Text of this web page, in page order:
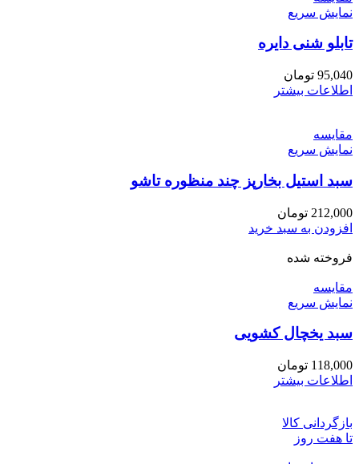
نمایش سریع
تابلو شنی دایره
95,040 تومان
اطلاعات بیشتر
مقايسه
نمایش سریع
سبد استیل بخارپز چند منظوره تاشو
212,000 تومان
افزودن به سبد خرید
فروخته شده
مقايسه
نمایش سریع
سبد یخچال کشویی
118,000 تومان
اطلاعات بیشتر
بازگردانی کالا
تا هفت روز